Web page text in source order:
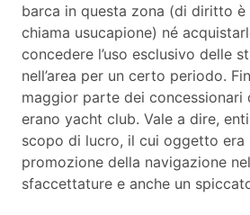
barca in questa zona (di diritto è
chiama usucapione) né
concedere l’uso esclusivo delle
nell’area per un certo periodo.
maggior parte dei
erano yacht club. Vale a dire,
scopo di lucro, il cui oggetto era
promozione della navigazione
sfaccettature e anche un